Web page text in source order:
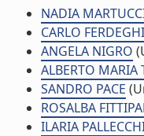
NADIA
CARLO
ANGELA NIGRO
ALBERTO MARIA
SANDRO PACE
ROSALBA
ILARIA